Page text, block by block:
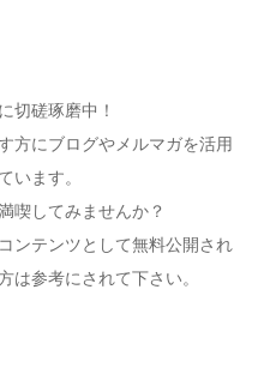
切磋琢磨中！
方にブログやメルマガを活用
います。
喫してみませんか？
ンテンツとして無料公開され
は参考にされて下さい。